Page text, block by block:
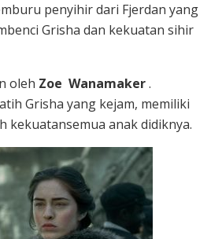
penyihir dari Fjerdan yang
Grisha dan kekuatan sihir
oleh Zoe Wanamaker.
Grisha yang kejam, memiliki
kekuatansemua anak didiknya.